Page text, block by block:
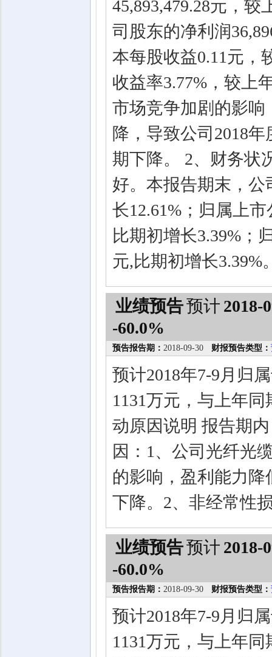
45,893,479.28元，
司股东的净利润
本每股收益0.11元，
收益率3.77%，较上
市场竞争加剧的影
降，导致公司2018
期下降。 2、财务状
好。本报告期末，公
长12.61%；归属上
比期初增长3.39%；
元,比期初增长3.39%
业绩预告预计 2018-
-60.0%
预告报告期： 2018-09-30 财报预告类型：
预计2018年7-9月归
1131万元，与上年
动原因说明 报告期
因：1、公司光纤光
的影响，盈利能力
下降。2、非经常性
业绩预告预计 2018-
-60.0%
预告报告期： 2018-09-30 财报预告类型：
预计2018年7-9月归
1131万元，与上年